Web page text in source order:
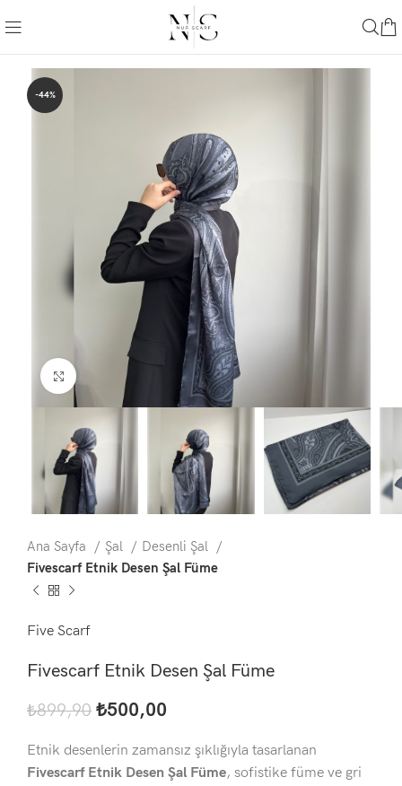
-44%
Büyütmek için tıklayın
Ana Sayfa Şal
Desenli Şal
Fivescarf Etnik Desen Şal Füme
Five Scarf
Fivescarf Etnik Desen Şal Füme
₺899,90 ₺500,00
Etnik desenlerin zamansız şıklığıyla tasarlanan
Fivescarf Etnik Desen Şal Füme, sofistike füme ve gri